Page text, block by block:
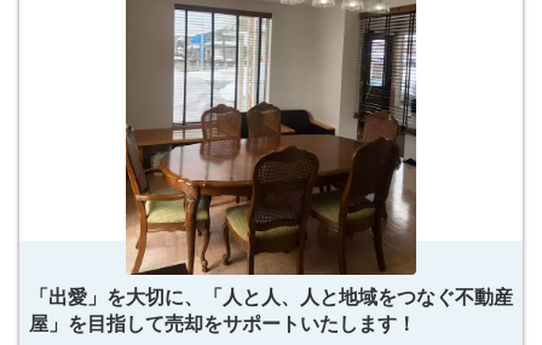
「出愛」を大切に、「人と人、人と地域をつなぐ不動産
屋」を目指して売却をサポートいたします！